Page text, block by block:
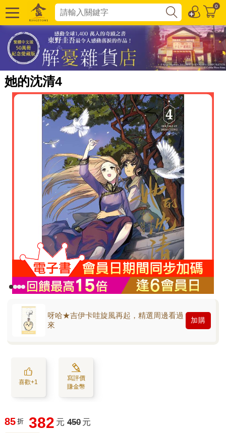
0
她的沈清4
呀哈★吉伊卡哇旋風再起，精選周邊看過
來
加購
喜歡+1
寫評價
賺金幣
85 折 382 元 450 元